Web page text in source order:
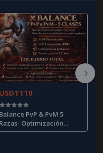
USDT110
Balance PvP & PvM 5
Razas- Optimización
/ Full